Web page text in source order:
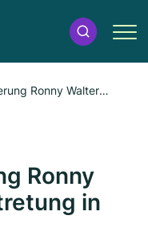
Ronny Walter
Ronny
in